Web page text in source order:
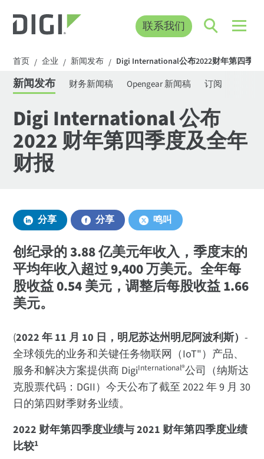
联系我们
首页 / 企业 / 新闻发布 / Digi International公布2022财年第四季
新闻发布 财务新闻稿 Opengear 新闻稿 订阅
Digi International 公布
2022 财年第四季度及全年
财报
分享 分享 鸣叫
创纪录的 3.88 亿美元年收入，季度末的
平均年收入超过 9,400 万美元。全年每
股收益 0.54 美元，调整后每股收益 1.66
美元。
(2022 年 11 月 10 日，明尼苏达州明尼阿波利斯）-
全球领先的业务和关键任务物联网（IoT"）产品、
服务和解决方案提供商 DigiInternational®公司（纳斯达
克股票代码：DGII）今天公布了截至 2022 年 9 月 30
日的第四财季财务业绩。
2022 财年第四季度业绩与 2021 财年第四季度业绩
比较1